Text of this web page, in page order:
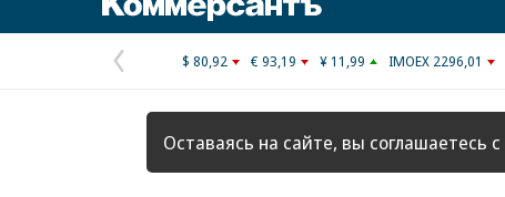
Предыдущая
страница
$ 80,92 € 93,19 ¥ 11,99 IMOEX 2296,01
Оставаясь на сайте, вы соглашаетесь с